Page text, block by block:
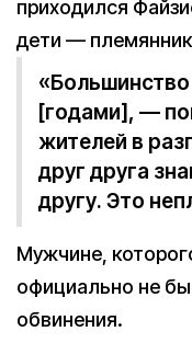
приходился
дети —
[годами], —
жителей в
друг друга
другу. Это
Мужчине,
официально не
обвинения.